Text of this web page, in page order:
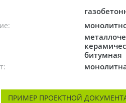
битумная
ПРИМЕР ПРОЕКТНОЙ